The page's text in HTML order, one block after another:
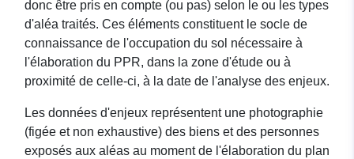
donc être pris en compte (ou pas) selon le ou les types
d'aléa traités. Ces éléments constituent le socle de
connaissance de l'occupation du sol nécessaire à
l'élaboration du PPR, dans la zone d'étude ou à
proximité de celle-ci, à la date de l'analyse des enjeux.
Les données d'enjeux représentent une photographie
(figée et non exhaustive) des biens et des personnes
exposés aux aléas au moment de l'élaboration du plan